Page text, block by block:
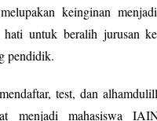
keinginan
hati untuk beralih jurusan
pendidik.
test, dan
menjadi mahasiswa